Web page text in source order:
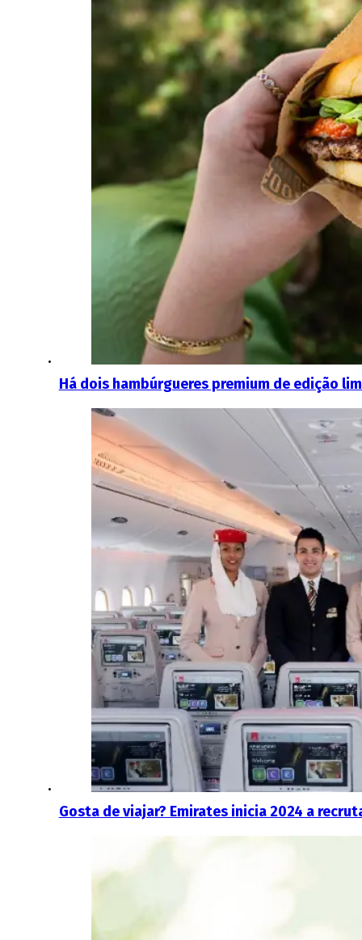
Há dois hambúrgueres premium de edição
Gosta de viajar? Emirates inicia 2024 a